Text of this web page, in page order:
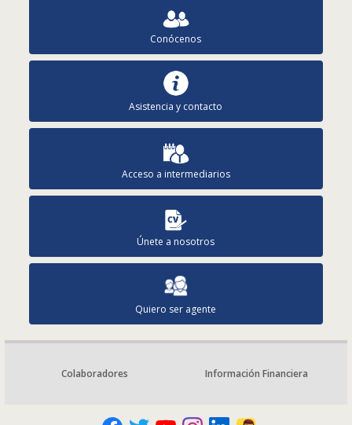
Conócenos
Asistencia y contacto
Acceso a intermediarios
Únete a nosotros
Quiero ser agente
Colaboradores Información Financiera